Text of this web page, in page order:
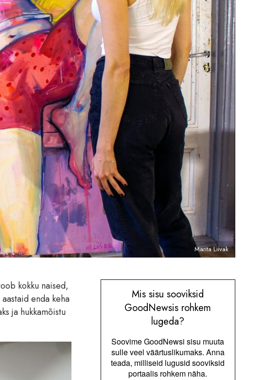
Marita Liivak
kokku naised,
enda keha
ja hukkamõistu
Mis sisu sooviksid
GoodNewsis rohkem
lugeda?
Soovime GoodNewsi sisu muuta
sulle veel väärtuslikumaks. Anna
teada, milliseid lugusid sooviksid
portaalis rohkem näha.